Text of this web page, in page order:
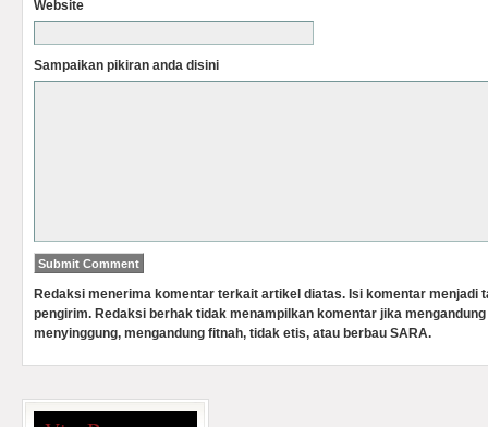
Website
Sampaikan pikiran anda disini
Redaksi menerima komentar terkait artikel diatas. Isi komentar menjadi
pengirim. Redaksi berhak tidak menampilkan komentar jika
menyinggung, mengandung fitnah, tidak etis, atau berbau SARA.